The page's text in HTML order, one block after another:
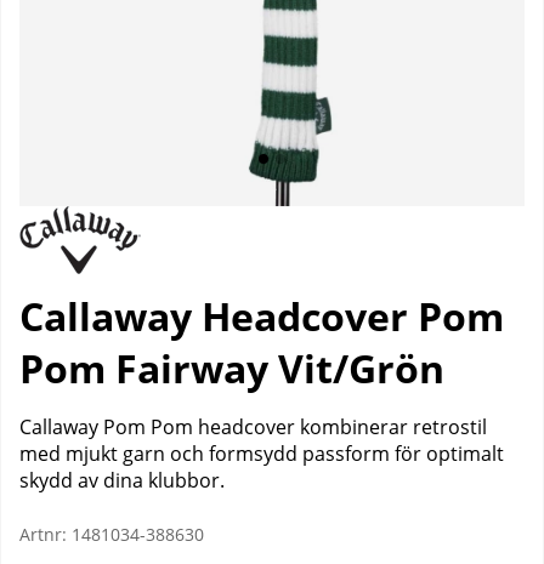
Callaway Headcover Pom
Pom Fairway Vit/Grön
Callaway Pom Pom headcover kombinerar retrostil
med mjukt garn och formsydd passform för optimalt
skydd av dina klubbor.
Artnr: 1481034-388630